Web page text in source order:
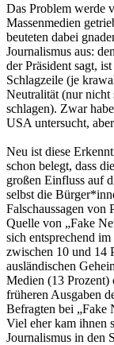
Das Problem werde
Massenmedien
beuteten dabei
Journalismus aus:
der Präsident sagt,
Schlagzeile (je
Neutralität (nur nicht
schlagen). Zwar
USA untersucht,
Neu ist diese
schon belegt, dass
großen Einfluss auf
selbst die
Falschaussagen
Quelle von „Fake
sich entsprechend
zwischen 10 und 14
ausländischen
Medien (13
früheren Ausgaben
Befragten bei „Fake
Viel eher kam ihnen
Journalismus in den